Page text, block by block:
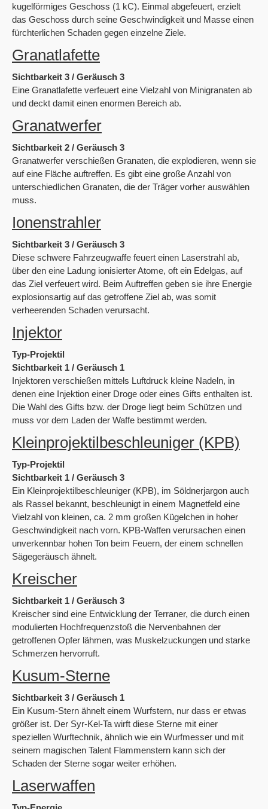
kugelförmiges Geschoss (1 kC). Einmal abgefeuert, erzielt
das Geschoss durch seine Geschwindigkeit und Masse einen
fürchterlichen Schaden gegen einzelne Ziele.
Granatlafette
Sichtbarkeit 3 / Geräusch 3
Eine Granatlafette verfeuert eine Vielzahl von Minigranaten ab
und deckt damit einen enormen Bereich ab.
Granatwerfer
Sichtbarkeit 2 / Geräusch 3
Granatwerfer verschießen Granaten, die explodieren, wenn sie
auf eine Fläche auftreffen. Es gibt eine große Anzahl von
unterschiedlichen Granaten, die der Träger vorher auswählen
muss.
Ionenstrahler
Sichtbarkeit 3 / Geräusch 3
Diese schwere Fahrzeugwaffe feuert einen Laserstrahl ab,
über den eine Ladung ionisierter Atome, oft ein Edelgas, auf
das Ziel verfeuert wird. Beim Auftreffen geben sie ihre Energie
explosionsartig auf das getroffene Ziel ab, was somit
verheerenden Schaden verursacht.
Injektor
Typ-Projektil
Sichtbarkeit 1 / Geräusch 1
Injektoren verschießen mittels Luftdruck kleine Nadeln, in
denen eine Injektion einer Droge oder eines Gifts enthalten ist.
Die Wahl des Gifts bzw. der Droge liegt beim Schützen und
muss vor dem Laden der Waffe bestimmt werden.
Kleinprojektilbeschleuniger (KPB)
Typ-Projektil
Sichtbarkeit 1 / Geräusch 3
Ein Kleinprojektilbeschleuniger (KPB), im Söldnerjargon auch
als Rassel bekannt, beschleunigt in einem Magnetfeld eine
Vielzahl von kleinen, ca. 2 mm großen Kügelchen in hoher
Geschwindigkeit nach vorn. KPB-Waffen verursachen einen
unverkennbar hohen Ton beim Feuern, der einem schnellen
Sägegeräusch ähnelt.
Kreischer
Sichtbarkeit 1 / Geräusch 3
Kreischer sind eine Entwicklung der Terraner, die durch einen
modulierten Hochfrequenzstoß die Nervenbahnen der
getroffenen Opfer lähmen, was Muskelzuckungen und starke
Schmerzen hervorruft.
Kusum-Sterne
Sichtbarkeit 3 / Geräusch 1
Ein Kusum-Stern ähnelt einem Wurfstern, nur dass er etwas
größer ist. Der Syr-Kel-Ta wirft diese Sterne mit einer
speziellen Wurftechnik, ähnlich wie ein Wurfmesser und mit
seinem magischen Talent Flammenstern kann sich der
Schaden der Sterne sogar weiter erhöhen.
Laserwaffen